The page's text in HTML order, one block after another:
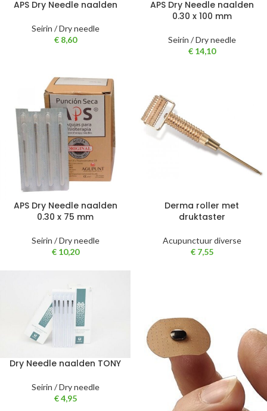
APS Dry Needle naalden
Seirin / Dry needle
€8,60
APS Dry Needle naalden
0.30 x 100 mm
Seirin / Dry needle
€14,10
APS Dry Needle naalden
0.30 x 75 mm
Seirin / Dry needle
€10,20
Derma roller met
druktaster
Acupunctuur diverse
€7,55
Dry Needle naalden TONY
Seirin / Dry needle
€4,95